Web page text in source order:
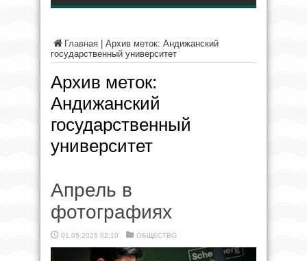
Главная
Архив меток: Андижанский
государственный университет
Архив меток:
Андижанский
государственный
университет
Апрель в
фотографиях
01.05.2026 02:10 ОБЩЕСТВО